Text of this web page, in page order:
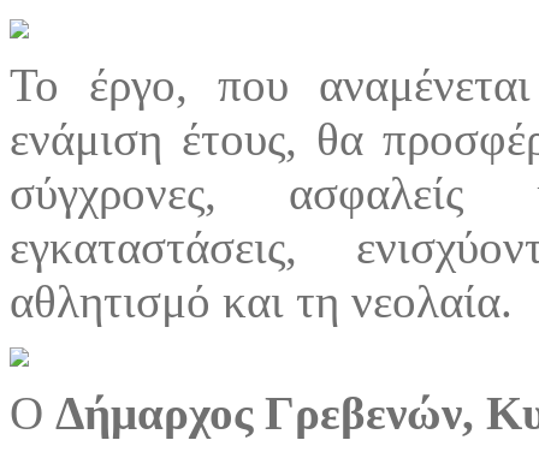
Το έργο, που
ενάμιση έτους, θα
σύγχρονες, ασφαλείς
εγκαταστάσεις,
αθλητισμό και τη νεολαία.
Ο Δήμαρχος Γρεβενών,